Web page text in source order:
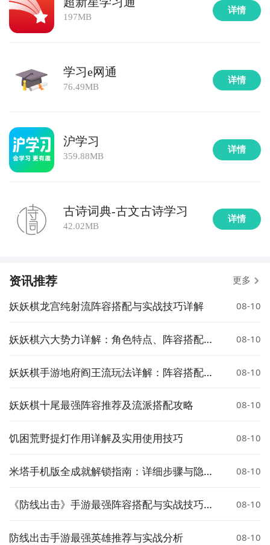
197MB
详情
学习e网通
76.49MB
详情
沪学习
359.88MB
详情
古诗词典-古文古诗学习
42.02MB
详情
资讯推荐 更多
妖妖棋龙宫纯射流阵容搭配与实战技巧详解 08-10
妖妖棋六大势力详解：角色特点、阵容搭配与
08-10
妖妖棋手游地府阎王流玩法详解：阵容搭配、
08-10
妖妖棋十尾最强阵容推荐及流派搭配攻略 08-10
饥困荒野提灯作用详解及实用使用技巧 08-10
米塔手机版全成就解锁指南：详细步骤与隐藏
08-10
《防线出击》手游最强阵容搭配与实战技巧详
08-10
防线出击手游最强英雄推荐与实战分析 08-10